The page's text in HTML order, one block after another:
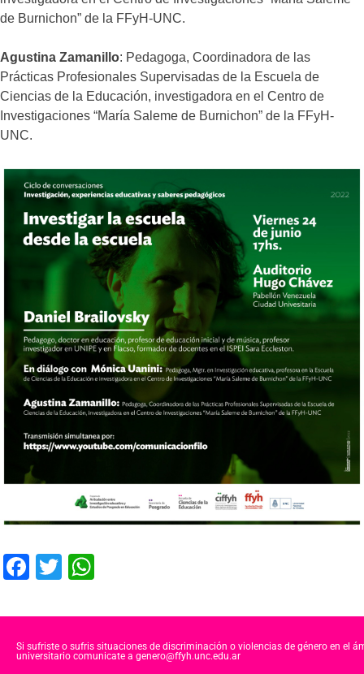
de Burnichon” de la FFyH-UNC.
Agustina Zamanillo: Pedagoga, Coordinadora de las
Prácticas Profesionales Supervisadas de la Escuela de
Ciencias de la Educación, investigadora en el Centro de
Investigaciones “María Saleme de Burnichon” de la FFyH-
UNC.
F
c
e
T
tt
er
at
s
Si sufriste o sufris situaciones de discriminación o violencias de género en el
universitario comunicate a genero@ffyh.unc.edu.ar